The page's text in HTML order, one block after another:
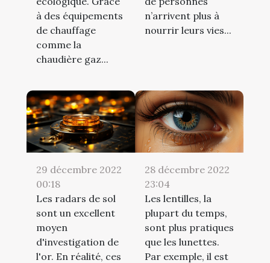
à des équipements
de chauffage
comme la
chaudière gaz...
n’arrivent plus à
nourrir leurs vies...
29 décembre 2022
00:18
Les radars de sol
sont un excellent
moyen
d'investigation de
l'or. En réalité, ces
28 décembre 2022
23:04
Les lentilles, la
plupart du temps,
sont plus pratiques
que les lunettes.
Par exemple, il est